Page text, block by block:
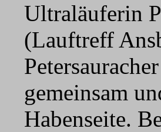
Ultraläuferin
(Lauftreff
gemeinsam
Habenseite.